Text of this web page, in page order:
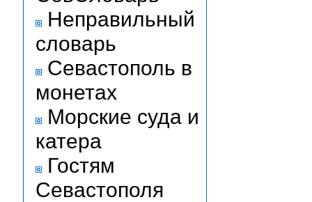
Неправильный
словарь
Севастополь в
монетах
Морские суда и
катера
Гостям
Севастополя